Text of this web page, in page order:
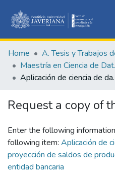
Home A. Tesis y Trabajos
Aplicación de ciencia de
Request a copy of
Enter the following
following item: Aplicación de
proyección de saldos de
entidad bancaria